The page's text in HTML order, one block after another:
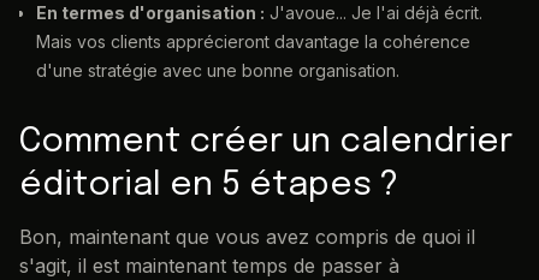
En termes d'organisation : J'avoue... Je l'ai déjà écrit.
Mais vos clients apprécieront davantage la cohérence
d'une stratégie avec une bonne organisation.
Comment créer un calendrier
éditorial en 5 étapes ?
Bon, maintenant que vous avez compris de quoi il
s'agit, il est maintenant temps de passer à